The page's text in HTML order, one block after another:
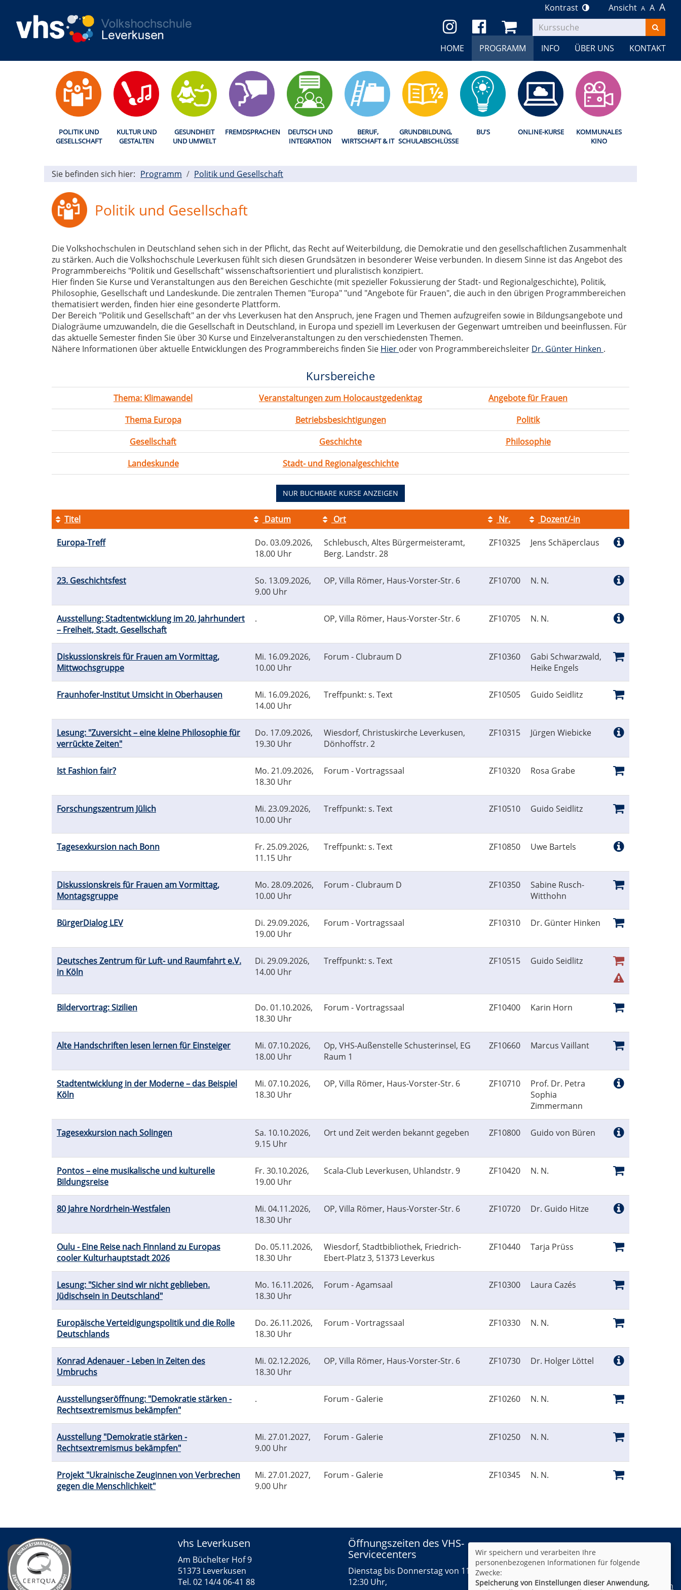
Kontrast Ansicht A A A
Kurse
suchen
HOME
PROGRAMM INFO ÜBER UNS KONTAKT
POLITIK UND
GESELLSCHAFT
KULTUR UND
GESTALTEN
GESUNDHEIT
UND UMWELT
FREMDSPRACHEN
DEUTSCH UND
INTEGRATION
BERUF,
WIRTSCHAFT & IT
GRUNDBILDUNG,
SCHULABSCHLÜSSE
BU'S ONLINE-KURSE
KOMMUNALES
KINO
Sie befinden sich hier: Programm Politik und Gesellschaft
Politik und Gesellschaft
Die Volkshochschulen in Deutschland sehen sich in der Pflicht, das Recht auf Weiterbildung, die Demokratie und den gesellschaftlichen Zusammenhalt
zu stärken. Auch die Volkshochschule Leverkusen fühlt sich diesen Grundsätzen in besonderer Weise verbunden. In diesem Sinne ist das Angebot des
Programmbereichs "Politik und Gesellschaft" wissenschaftsorientiert und pluralistisch konzipiert.
Hier finden Sie Kurse und Veranstaltungen aus den Bereichen Geschichte (mit spezieller Fokussierung der Stadt- und Regionalgeschichte), Politik,
Philosophie, Gesellschaft und Landeskunde. Die zentralen Themen "Europa" "und "Angebote für Frauen", die auch in den übrigen Programmbereichen
thematisiert werden, finden hier eine gesonderte Plattform.
Der Bereich "Politik und Gesellschaft" an der vhs Leverkusen hat den Anspruch, jene Fragen und Themen aufzugreifen sowie in Bildungsangebote und
Dialogräume umzuwandeln, die die Gesellschaft in Deutschland, in Europa und speziell im Leverkusen der Gegenwart umtreiben und beeinflussen. Für
das aktuelle Semester finden Sie über 30 Kurse und Einzelveranstaltungen zu den verschiedensten Themen.
Nähere Informationen über aktuelle Entwicklungen des Programmbereichs finden Sie Hier oder von Programmbereichsleiter Dr. Günter Hinken .
Kursbereiche
Thema: Klimawandel Veranstaltungen zum Holocaustgedenktag
Angebote für Frauen
Thema Europa
Betriebsbesichtigungen
Politik
Gesellschaft
Geschichte
Philosophie
Landeskunde
Stadt- und Regionalgeschichte
NUR BUCHBARE KURSE ANZEIGEN
Tabellenüberschriften
sortiert
werden.
Titel Datum Ort Nr.
Dozent/-in
Kursstatus
Europa-Treff
Do. 03.09.2026,
18.00 Uhr
Schlebusch, Altes Bürgermeisteramt,
Berg. Landstr. 28
ZF10325 Jens Schäperclaus
23. Geschichtsfest So. 13.09.2026,
9.00 Uhr
OP, Villa Römer, Haus-Vorster-Str. 6 ZF10700 N. N.
Ausstellung: Stadtentwicklung im 20. Jahrhundert
– Freiheit, Stadt, Gesellschaft
. OP, Villa Römer, Haus-Vorster-Str. 6 ZF10705 N. N.
Diskussionskreis für Frauen am Vormittag,
Mittwochsgruppe
Mi. 16.09.2026,
10.00 Uhr
Forum - Clubraum D ZF10360
Gabi Schwarzwald,
Heike Engels
Fraunhofer-Institut Umsicht in Oberhausen Mi. 16.09.2026,
14.00 Uhr
Treffpunkt: s. Text ZF10505 Guido Seidlitz
Lesung: "Zuversicht – eine kleine Philosophie für
verrückte Zeiten"
Do. 17.09.2026,
19.30 Uhr
Wiesdorf, Christuskirche Leverkusen,
Dönhoffstr. 2
ZF10315 Jürgen Wiebicke
Ist Fashion fair? Mo. 21.09.2026,
18.30 Uhr
Forum - Vortragssaal ZF10320 Rosa Grabe
Forschungszentrum Jülich Mi. 23.09.2026,
10.00 Uhr
Treffpunkt: s. Text ZF10510 Guido Seidlitz
Tagesexkursion nach Bonn Fr. 25.09.2026,
11.15 Uhr
Treffpunkt: s. Text ZF10850 Uwe Bartels
Diskussionskreis für Frauen am Vormittag,
Montagsgruppe
Mo. 28.09.2026,
10.00 Uhr
Forum - Clubraum D ZF10350
Sabine Rusch-
Witthohn
BürgerDialog LEV Di. 29.09.2026,
19.00 Uhr
Forum - Vortragssaal ZF10310 Dr. Günter Hinken
Deutsches Zentrum für Luft- und Raumfahrt e.V.
in Köln
Di. 29.09.2026,
14.00 Uhr
Treffpunkt: s. Text ZF10515 Guido Seidlitz
Bildervortrag: Sizilien Do. 01.10.2026,
18.30 Uhr
Forum - Vortragssaal ZF10400 Karin Horn
Alte Handschriften lesen lernen für Einsteiger Mi. 07.10.2026,
18.00 Uhr
Op, VHS-Außenstelle Schusterinsel, EG
Raum 1
ZF10660 Marcus Vaillant
Stadtentwicklung in der Moderne – das Beispiel
Köln
Mi. 07.10.2026,
18.30 Uhr
OP, Villa Römer, Haus-Vorster-Str. 6 ZF10710
Prof. Dr. Petra
Sophia
Zimmermann
Tagesexkursion nach Solingen Sa. 10.10.2026,
9.15 Uhr
Ort und Zeit werden bekannt gegeben ZF10800 Guido von Büren
Pontos – eine musikalische und kulturelle
Bildungsreise
Fr. 30.10.2026,
19.00 Uhr
Scala-Club Leverkusen, Uhlandstr. 9 ZF10420 N. N.
80 Jahre Nordrhein-Westfalen Mi. 04.11.2026,
18.30 Uhr
OP, Villa Römer, Haus-Vorster-Str. 6 ZF10720 Dr. Guido Hitze
Oulu - Eine Reise nach Finnland zu Europas
cooler Kulturhauptstadt 2026
Do. 05.11.2026,
18.30 Uhr
Wiesdorf, Stadtbibliothek, Friedrich-
Ebert-Platz 3, 51373 Leverkus
ZF10440 Tarja Prüss
Lesung: "Sicher sind wir nicht geblieben.
Jüdischsein in Deutschland"
Mo. 16.11.2026,
18.30 Uhr
Forum - Agamsaal ZF10300 Laura Cazés
Europäische Verteidigungspolitik und die Rolle
Deutschlands
Do. 26.11.2026,
18.30 Uhr
Forum - Vortragssaal ZF10330 N. N.
Konrad Adenauer - Leben in Zeiten des
Umbruchs
Mi. 02.12.2026,
18.30 Uhr
OP, Villa Römer, Haus-Vorster-Str. 6 ZF10730 Dr. Holger Löttel
Ausstellungseröffnung: "Demokratie stärken -
Rechtsextremismus bekämpfen"
. Forum - Galerie ZF10260 N. N.
Ausstellung "Demokratie stärken -
Rechtsextremismus bekämpfen"
Mi. 27.01.2027,
9.00 Uhr
Forum - Galerie ZF10250 N. N.
Projekt "Ukrainische Zeuginnen von Verbrechen
gegen die Menschlichkeit"
Mi. 27.01.2027,
9.00 Uhr
Forum - Galerie ZF10345 N. N.
vhs Leverkusen
Am Büchelter Hof 9
51373 Leverkusen
Tel. 02 14/4 06-41 88
Öffnungszeiten des VHS-
Servicecenters
Dienstag bis Donnerstag von 11:00 bis
12:30 Uhr,
AGB Impressum
Widerruf
Cookie Einstellungen
Wir speichern und verarbeiten Ihre
personenbezogenen Informationen für folgende
Zwecke:
Speicherung von Einstellungen dieser Anwendung,